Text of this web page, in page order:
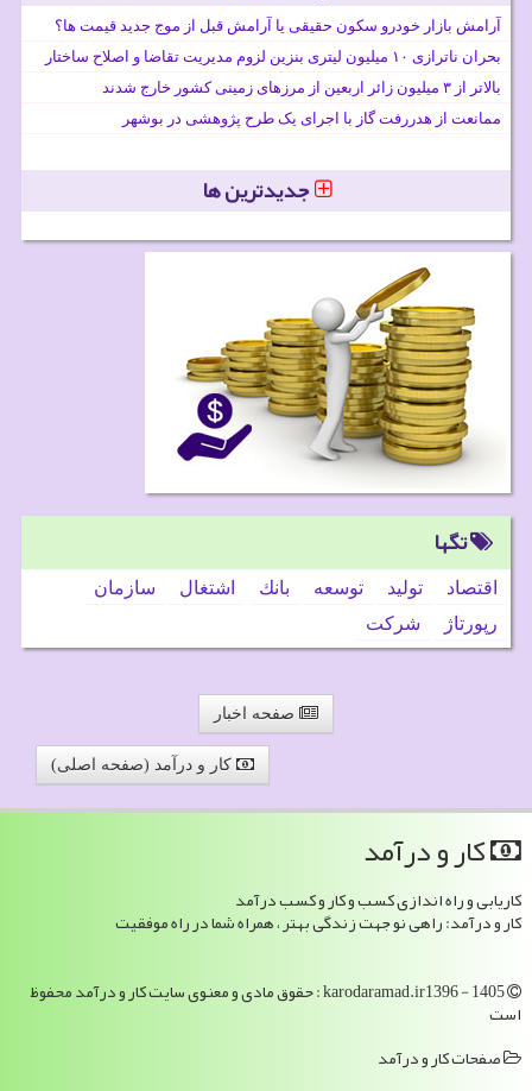
آرامش بازار خودرو سکون حقیقی یا آرامش قبل از موج جدید قیمت ها؟
بحران ناترازی ۱۰ میلیون لیتری بنزین لزوم مدیریت تقاضا و اصلاح ساختار
بالاتر از ۳ میلیون زائر اربعین از مرزهای زمینی کشور خارج شدند
ممانعت از هدررفت گاز با اجرای یک طرح پژوهشی در بوشهر
جدیدترین ها
تگها
اقتصاد تولید توسعه بانك اشتغال
سازمان
رپورتاژ
شركت
صفحه اخبار
کار و درآمد (صفحه اصلی)
كار و درآمد
کاریابی و راه اندازی کسب و کار و کسب درآمد
کار و درآمد: راهی نو جهت زندگی بهتر ، همراه شما در راه موفقیت
karodaramad.ir1396 - 1405 : حقوق مادی و معنوی سایت كار و درآمد محفوظ
است
صفحات كار و درآمد